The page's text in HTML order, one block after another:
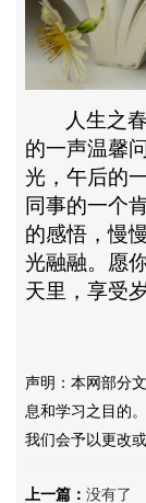
人生之
的一声温馨
光，午后的
同事的一个
的感悟，慢
光融融。愿
天里，享受
声明：本网部分
息和学习之目的
我们会予以更改
上一篇：没有了